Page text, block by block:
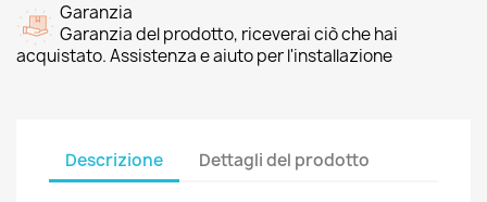
Garanzia
Garanzia del prodotto, riceverai ciò che hai
acquistato. Assistenza e aiuto per l'installazione
Descrizione Dettagli del prodotto